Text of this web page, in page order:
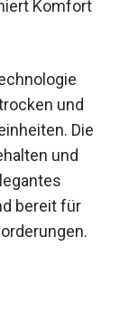
und
Die
und
bereit für